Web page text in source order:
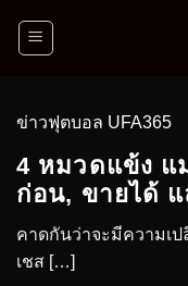
ข่าวฟุตบอล UFA365
4 หมวดแข้ง แ
ก่อน, ขายได้
คาดกันว่าจะมีความเ
เชส […]